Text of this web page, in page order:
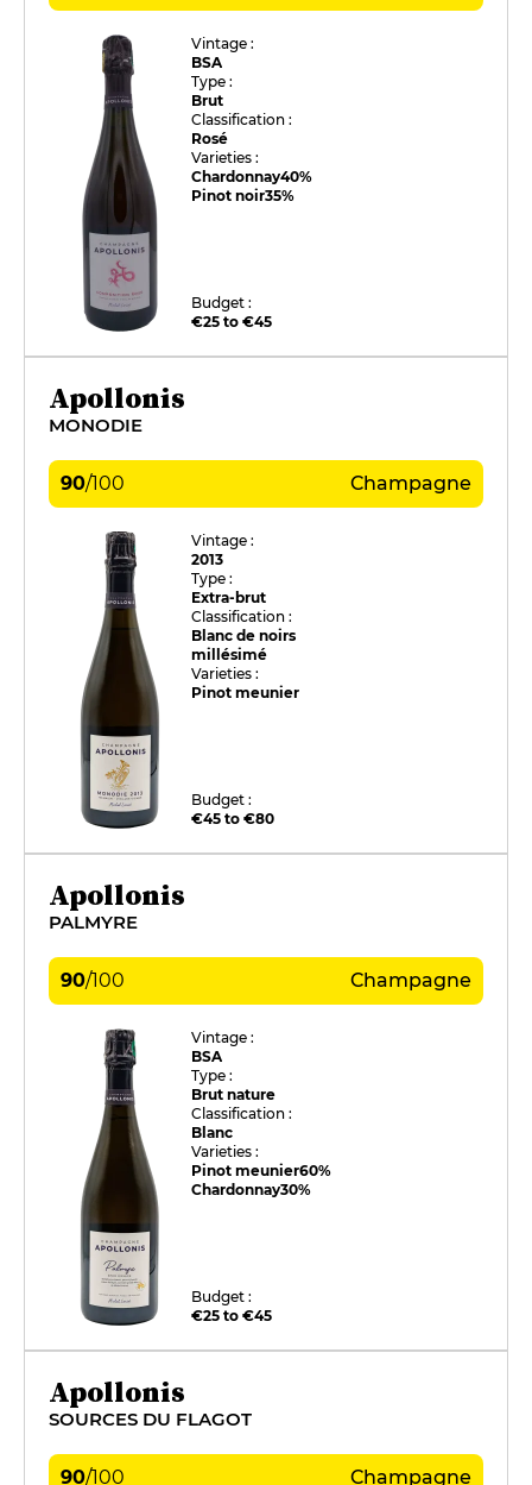
Vintage :
BSA
Type :
Brut
Classification :
Rosé
Varieties :
Chardonnay40%
Pinot noir35%
Budget :
€25 to €45
Apollonis
MONODIE
90/100 Champagne
Vintage :
2013
Type :
Extra-brut
Classification :
Blanc de noirs
millésimé
Varieties :
Pinot meunier
Budget :
€45 to €80
Apollonis
PALMYRE
90/100 Champagne
Vintage :
BSA
Type :
Brut nature
Classification :
Blanc
Varieties :
Pinot meunier60%
Chardonnay30%
Budget :
€25 to €45
Apollonis
SOURCES DU FLAGOT
90/100 Champagne